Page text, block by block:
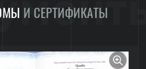
И СЕРТИФИКАТЫ